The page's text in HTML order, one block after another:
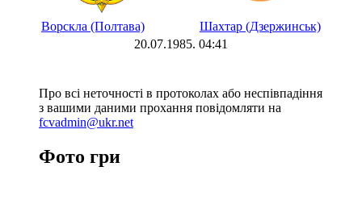
Ворскла (Полтава)
Шахтар (Дзержинськ)
20.07.1985. 04:41
Про всі неточності в протоколах або неспівпадіння
з вашими даними прохання повідомляти на
fcvadmin@ukr.net
Фото гри